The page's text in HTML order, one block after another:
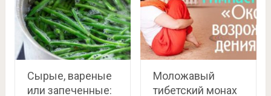
Сырые, вареные
или запеченные:
Моложавый
тибетский монах